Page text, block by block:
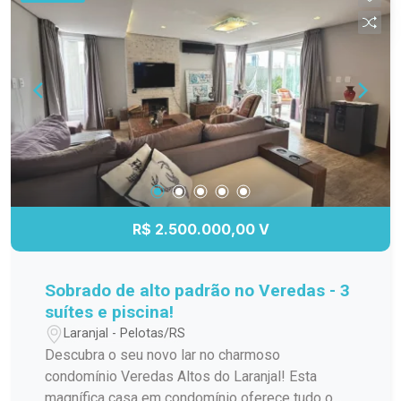
ateliê, depósito ou espaço de apoio. A planta
versátil permite diversas possibilidades de uso,
sendo perfeita para famílias que valorizam
ambientes amplos, para quem deseja mais
privacidade entre os moradores ou até mesmo
para quem pretende unir moradia e trabalho no
mesmo endereço. O grande destaque fica por
conta do espaçoso salão de festas com
churrasqueira, ideal para reunir familiares e
amigos em momentos especiais. Uma excelente
oportunidade para quem busca conforto,
localização privilegiada e um imóvel com
R$ 2.500.000,00 V
Sobrado de alto padrão no Veredas - 3
suítes e piscina!
Laranjal - Pelotas/RS
Descubra o seu novo lar no charmoso
condomínio Veredas Altos do Laranjal! Esta